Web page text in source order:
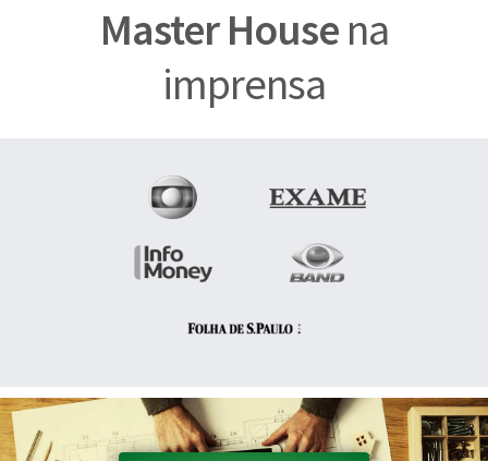
Master Housena
imprensa